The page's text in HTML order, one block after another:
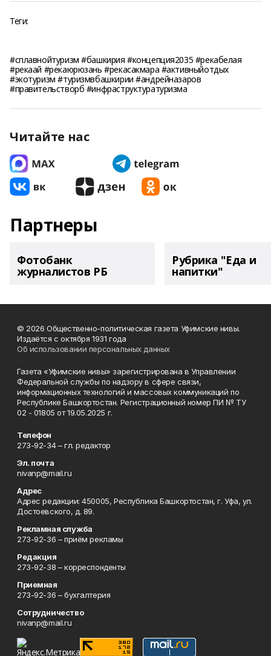
Теги:
#сплавнойтуризм #башкирия #концепция2035 #рекабелая
#рекаай #рекаюрюзань #рекасакмара #активныйотдых
#экотуризм #туризмвбашкирии #андрейназаров
#правительстворб #инфраструктуратуризма
Читайте нас
Партнеры
Фотобанк
журналистов РБ
Рубрика "Еда и
напитки"
© 2026 Общественно-политическая газета Уфимские нивы.
Издаётся с октября 1931 года
Об использовании персональных данных
Газета «Уфимские нивы» зарегистрирована в Управлении
Федеральной службы по надзору в сфере связи,
информационных технологий и массовых коммуникаций по
Республике Башкортостан. Регистрационный номер ПИ № ТУ
02 - 01805 от 19.05.2025 г.
Телефон
273-92-34 – гл. редактор
Эл. почта
nivanp@mail.ru
Адрес
Адрес редакции: 450005, Республика Башкортостан, г. Уфа, ул.
Достоевского, д. 89.
Рекламная служба
273-92-36 – приём рекламы
Редакция
273-92-38 – корреспонденты
Приемная
273-92-36 – бухгалтерия
Сотрудничество
nivanp@mail.ru